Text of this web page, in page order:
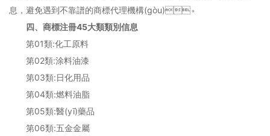
息，避免遇到不靠譜的商標代理機構(gòu)。
四、商標注冊45大類類別信息
第01類:化工原料
第02類:涂料油漆
第03類:日化用品
第04類:燃料油脂
第05類:醫(yī)藥品
第06類:五金金屬